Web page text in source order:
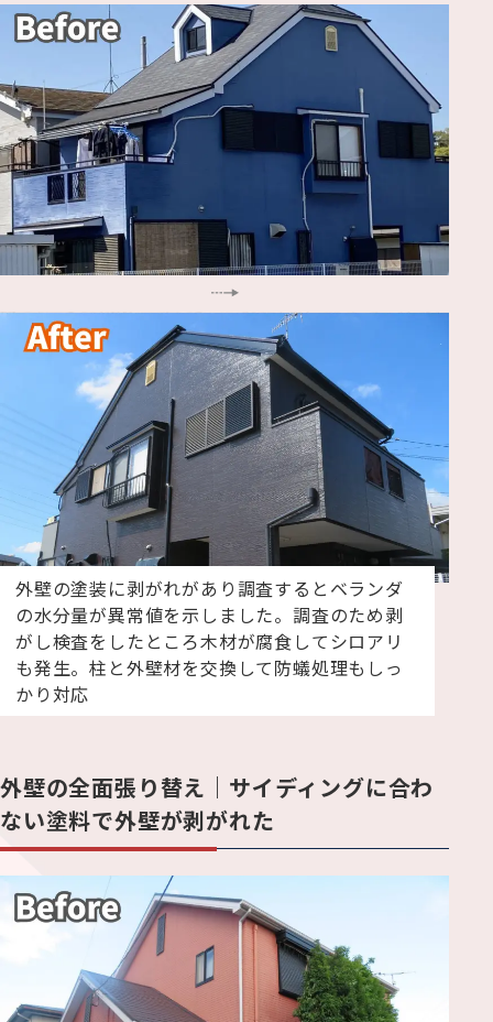
外壁の塗装に剥がれがあり調査するとベランダ
の水分量が異常値を示しました。調査のため剥
がし検査をしたところ木材が腐食してシロアリ
も発生。柱と外壁材を交換して防蟻処理もしっ
かり対応
外壁の全面張り替え｜サイディングに合わ
ない塗料で外壁が剥がれた